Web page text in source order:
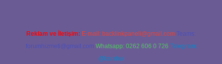
Reklam ve İletişim: E-mail: backlinkpaneli@gmail.com Teams:
forumhizmeti@gmail.com Whatsapp: 0262 606 0 726 Telegram:
@karabul